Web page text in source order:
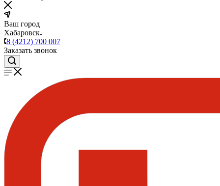
Ваш город
Хабаровск
8 (4212) 700 007
Заказать звонок